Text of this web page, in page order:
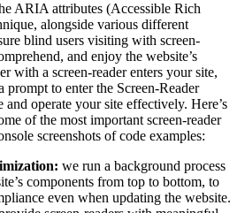
ARIA attributes (Accessible Rich
alongside various different
blind users visiting with screen-
and enjoy the website’s
with a screen-reader enters your site,
prompt to enter the Screen-Reader
operate your site effectively. Here’s
of the most important screen-reader
screenshots of code examples:
we run a background process
components from top to bottom, to
even when updating the website.